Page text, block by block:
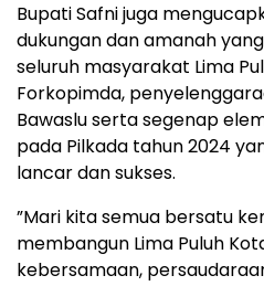
Bupati Safni juga
dukungan dan amanah
seluruh masyarakat Lima
Forkopimda,
Bawaslu serta segenap
pada Pilkada tahun 2024
lancar dan sukses.
”Mari kita semua bersatu
membangun Lima Puluh
kebersamaan,